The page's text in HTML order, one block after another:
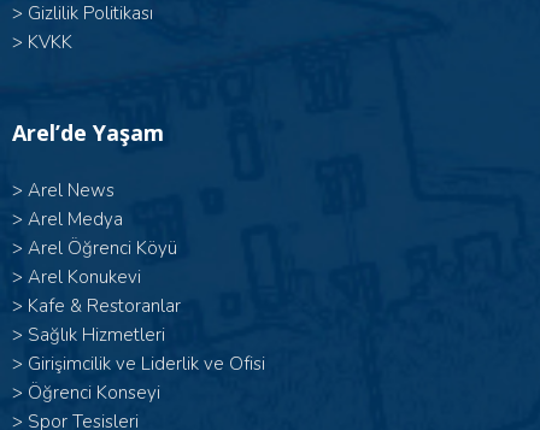
> Gizlilik Politikası
> KVKK
Arel’de Yaşam
> Arel News
> Arel Medya
> Arel Öğrenci Köyü
> Arel Konukevi
> Kafe & Restoranlar
> Sağlık Hizmetleri
> Girişimcilik ve Liderlik ve Ofisi
> Öğrenci Konseyi
> Spor Tesisleri